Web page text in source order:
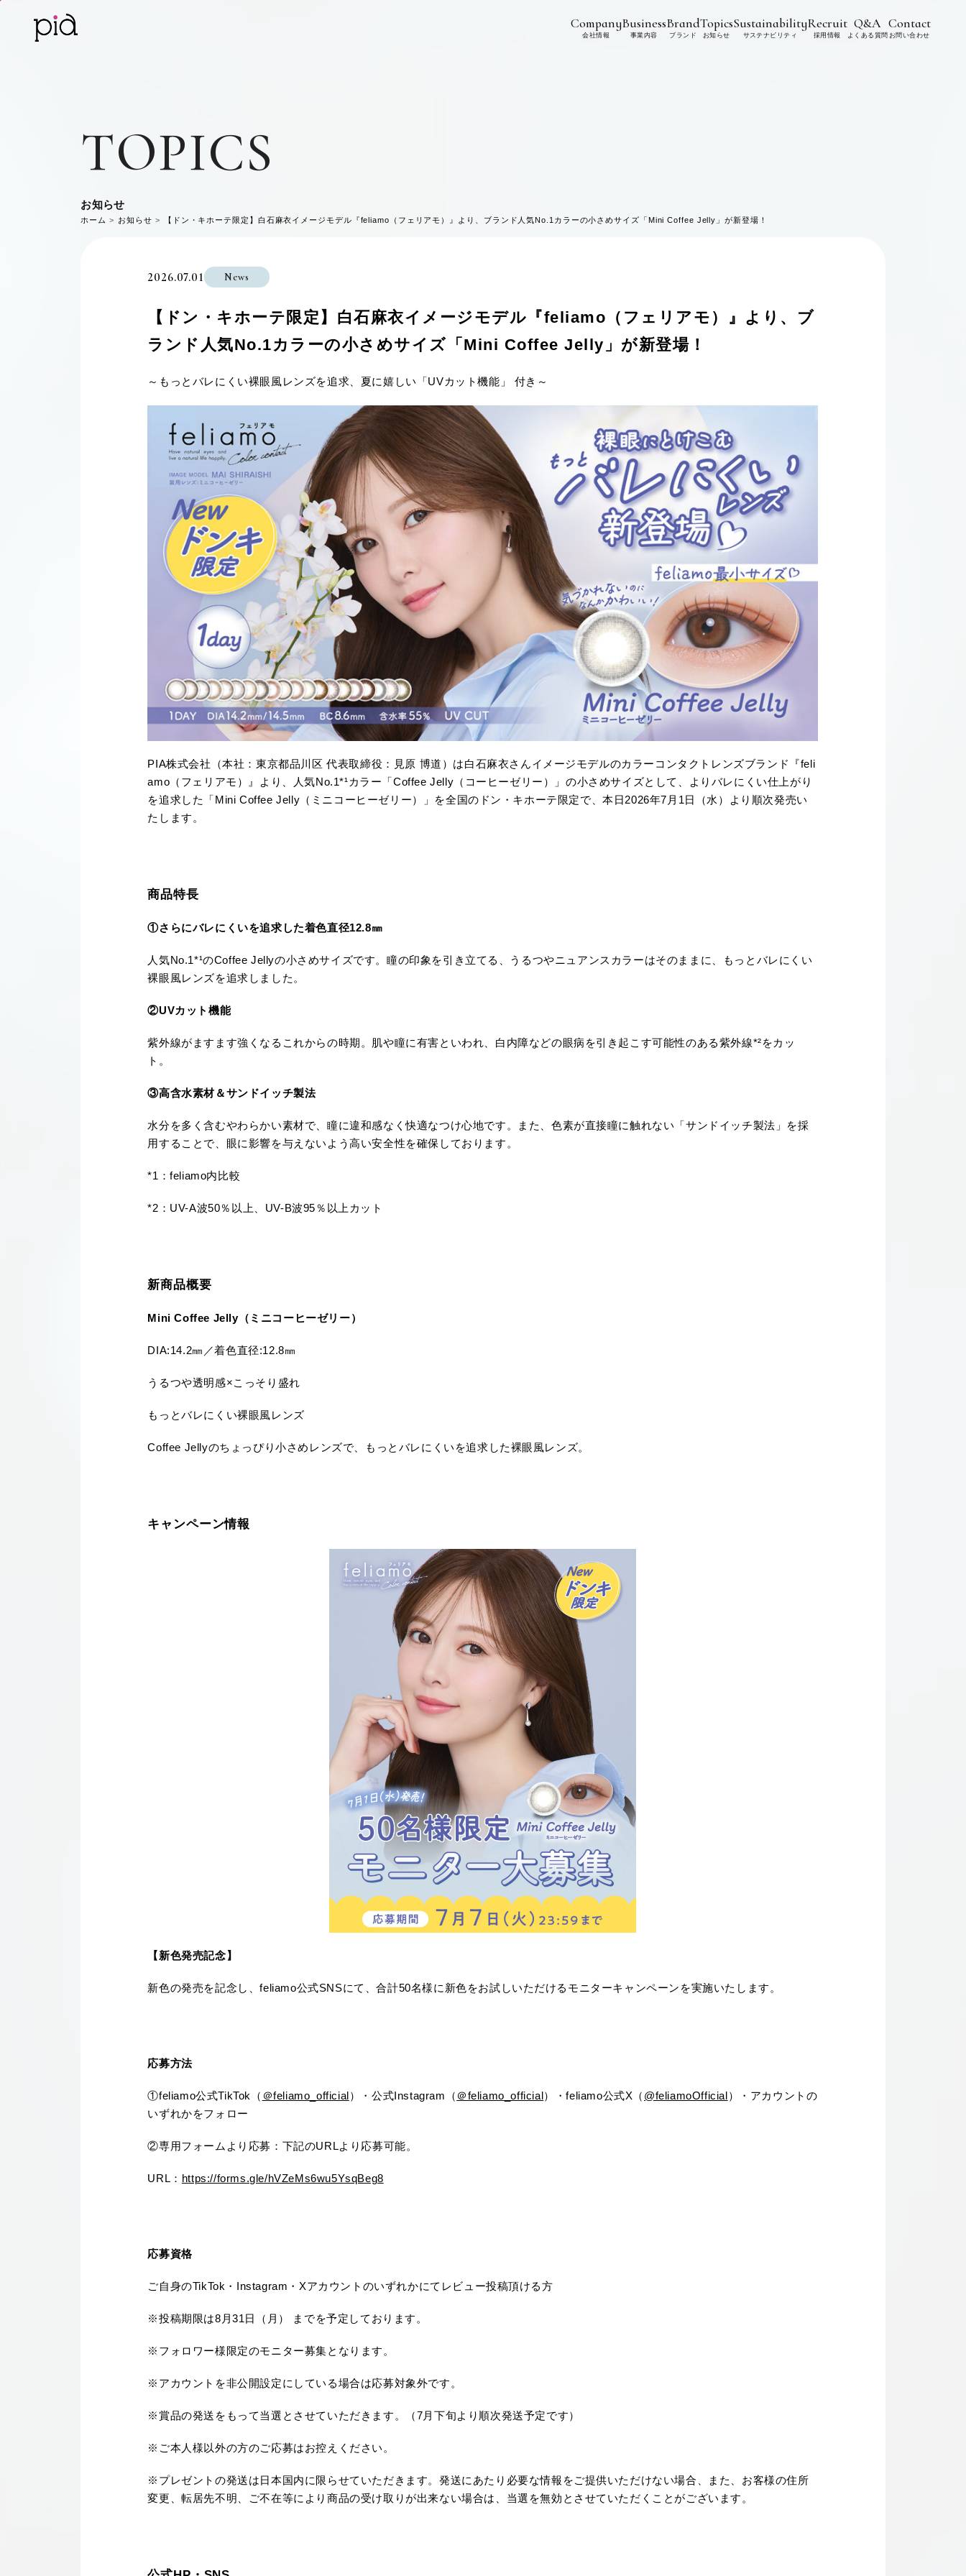
Company
会社情報
Business
事業内容
Brand
ブランド
Topics
お知らせ
Sustainability
サステナビリティ
Recruit
採用情報
Q&A
よくある質問
Contact
お問い合わせ
TOPICS
お知らせ
ホーム お知らせ 【ドン・キホーテ限定】白石麻衣イメージモデル『feliamo（フェリアモ）』より、ブランド人気No.1カラーの小さめサイズ「Mini Coffee Jelly」が新登場！
2026.07.01 News
【ドン・キホーテ限定】白石麻衣イメージモデル『feliamo（フェリアモ）』より、ブ
ランド人気No.1カラーの小さめサイズ「Mini Coffee Jelly」が新登場！
～もっとバレにくい裸眼風レンズを追求、夏に嬉しい「UVカット機能」 付き～
PIA株式会社（本社：東京都品川区 代表取締役：見原 博道）は白石麻衣さんイメージモデルのカラーコンタクトレンズブランド『feli
amo（フェリアモ）』より、人気No.1*¹カラー「Coffee Jelly（コーヒーゼリー）」の小さめサイズとして、よりバレにくい仕上がり
を追求した「Mini Coffee Jelly（ミニコーヒーゼリー）」を全国のドン・キホーテ限定で、本日2026年7月1日（水）より順次発売い
たします。
商品特長
①さらにバレにくいを追求した着色直径12.8㎜
人気No.1*¹のCoffee Jellyの小さめサイズです。瞳の印象を引き立てる、うるつやニュアンスカラーはそのままに、もっとバレにくい
裸眼風レンズを追求しました。
②UVカット機能
紫外線がますます強くなるこれからの時期。肌や瞳に有害といわれ、白内障などの眼病を引き起こす可能性のある紫外線*²をカッ
ト。
③高含水素材＆サンドイッチ製法
水分を多く含むやわらかい素材で、瞳に違和感なく快適なつけ心地です。また、色素が直接瞳に触れない「サンドイッチ製法」を採
用することで、眼に影響を与えないよう高い安全性を確保しております。
*1：feliamo内比較
*2：UV-A波50％以上、UV-B波95％以上カット
新商品概要
Mini Coffee Jelly（ミニコーヒーゼリー）
DIA:14.2㎜／着色直径:12.8㎜
うるつや透明感×こっそり盛れ
もっとバレにくい裸眼風レンズ
Coffee Jellyのちょっぴり小さめレンズで、もっとバレにくいを追求した裸眼風レンズ。
キャンペーン情報
【新色発売記念】
新色の発売を記念し、feliamo公式SNSにて、合計50名様に新色をお試しいただけるモニターキャンペーンを実施いたします。
応募方法
①feliamo公式TikTok（ ＠feliamo_official ）・公式Instagram（ ＠feliamo_official ）・feliamo公式X（ @feliamoOfficial ）・アカウントの
いずれかをフォロー
②専用フォームより応募：下記のURLより応募可能。
URL： https://forms.gle/hVZeMs6wu5YsqBeg8
応募資格
ご自身のTikTok・Instagram・Xアカウントのいずれかにてレビュー投稿頂ける方
※投稿期限は8月31日（月） までを予定しております。
※フォロワー様限定のモニター募集となります。
※アカウントを非公開設定にしている場合は応募対象外です。
※賞品の発送をもって当選とさせていただきます。（7月下旬より順次発送予定です）
※ご本人様以外の方のご応募はお控えください。
※プレゼントの発送は日本国内に限らせていただきます。発送にあたり必要な情報をご提供いただけない場合、また、お客様の住所
変更、転居先不明、ご不在等により商品の受け取りが出来ない場合は、当選を無効とさせていただくことがございます。